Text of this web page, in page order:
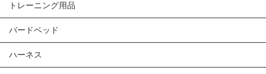
トレーニング用品
バードベッド
ハーネス